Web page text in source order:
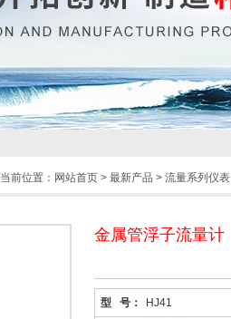
当前位置： 网站首页 > 最新产品 > 流量系列仪表
金属管浮子流量计
型 号： HJ41